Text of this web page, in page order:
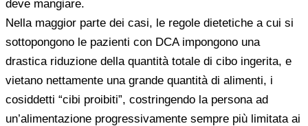
deve mangiare.
Nella maggior parte dei casi, le regole dietetiche a cui si
sottopongono le pazienti con DCA impongono una
drastica riduzione della quantità totale di cibo ingerita, e
vietano nettamente una grande quantità di alimenti, i
cosiddetti “cibi proibiti”, costringendo la persona ad
un’alimentazione progressivamente sempre più limitata ai